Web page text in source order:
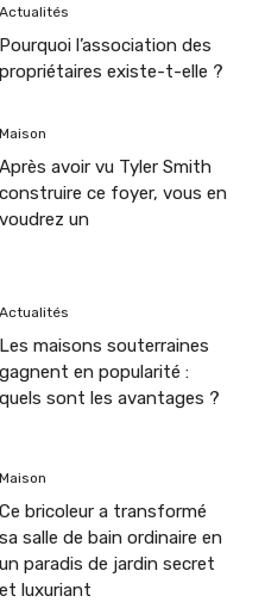
Actualités
Pourquoi l’association des
propriétaires existe-t-elle ?
Maison
Après avoir vu Tyler Smith
construire ce foyer, vous en
voudrez un
Actualités
Les maisons souterraines
gagnent en popularité :
quels sont les avantages ?
Maison
Ce bricoleur a transformé
sa salle de bain ordinaire en
un paradis de jardin secret
et luxuriant